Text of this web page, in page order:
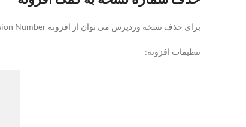
برای حذف نسخه وردپرس می توان از افزونه Remove WordPress Version Number بهره برد. به کمک این افزونه رایگان به راحتی می توانید، اطلاعات نسخه را از همه مخفی نمایید.
تنظیمات افزونه: